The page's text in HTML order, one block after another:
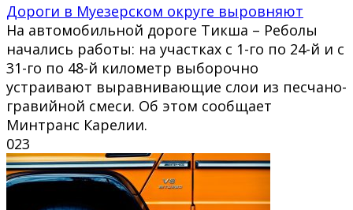
Дороги в Муезерском округе выровняют
На автомобильной дороге Тикша – Реболы
начались работы: на участках с 1-го по 24-й и с
31-го по 48-й километр выборочно
устраивают выравнивающие слои из песчано-
гравийной смеси. Об этом сообщает
Минтранс Карелии.
023